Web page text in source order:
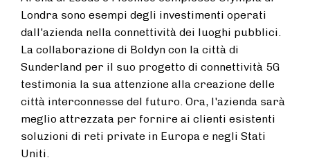
Londra sono esempi degli investimenti operati
dall'azienda nella connettività dei luoghi pubblici.
La collaborazione di Boldyn con la città di
Sunderland per il suo progetto di connettività 5G
testimonia la sua attenzione alla creazione delle
città interconnesse del futuro. Ora, l'azienda sarà
meglio attrezzata per fornire ai clienti esistenti
soluzioni di reti private in Europa e negli Stati
Uniti.